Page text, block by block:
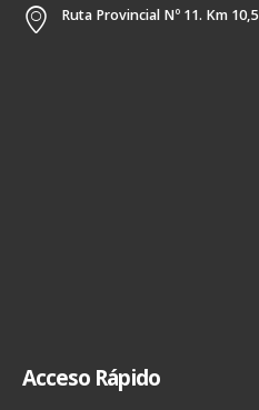
Ruta Provincial Nº 11. Km 10,5
Acceso Rápido